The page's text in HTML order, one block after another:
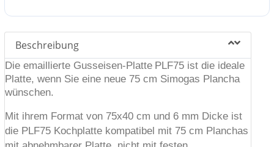
Beschreibung
Die emaillierte Gusseisen-Platte PLF75 ist die ideale
Platte, wenn Sie eine neue 75 cm Simogas Plancha
wünschen.
Mit ihrem Format von 75x40 cm und 6 mm Dicke ist
die PLF75 Kochplatte kompatibel mit 75 cm Planchas